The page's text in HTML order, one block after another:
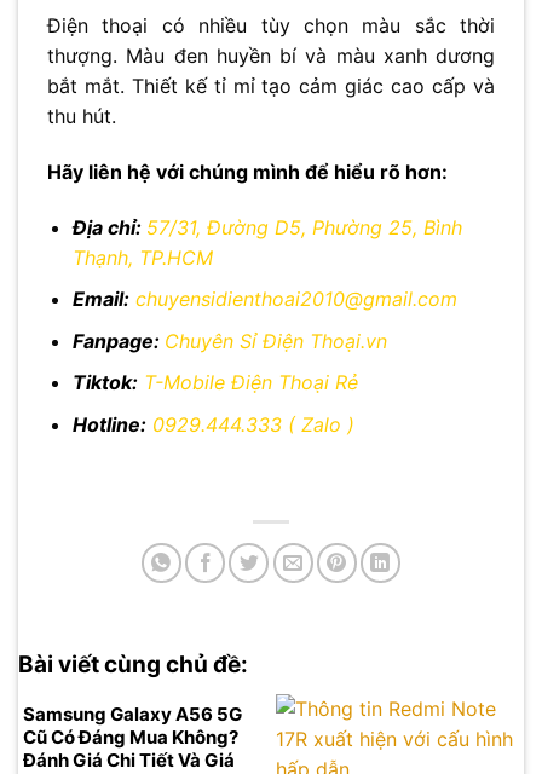
Điện thoại có nhiều tùy chọn màu sắc thời
thượng. Màu đen huyền bí và màu xanh dương
bắt mắt. Thiết kế tỉ mỉ tạo cảm giác cao cấp và
thu hút.
Hãy liên hệ với chúng mình để hiểu rõ hơn:
Địa chỉ: 57/31, Đường D5, Phường 25, Bình
Thạnh, TP.HCM
Email: chuyensidienthoai2010@gmail.com
Fanpage: Chuyên Sỉ Điện Thoại.vn
Tiktok: T-Mobile Điện Thoại Rẻ
Hotline: 0929.444.333 ( Zalo )
Bài viết cùng chủ đề:
Samsung Galaxy A56 5G
Cũ Có Đáng Mua Không?
Đánh Giá Chi Tiết Và Giá